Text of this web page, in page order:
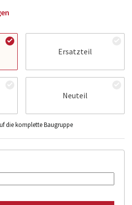
Ersatzteil
Neuteil
die komplette Baugruppe